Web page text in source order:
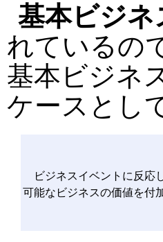
基本ビジ
れているの
基本ビジネ
ケースとし
ビジネスイベントに反応
可能なビジネスの価値を付